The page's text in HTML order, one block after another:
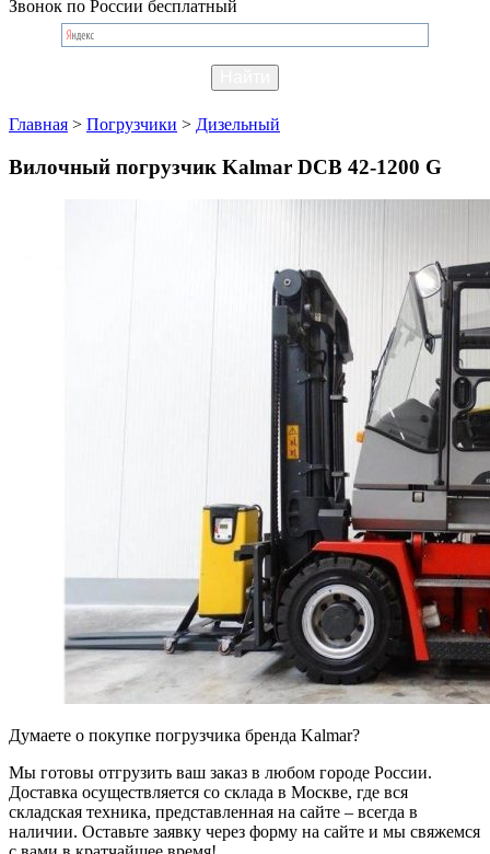
Звонок по России бесплатный
Главная > Погрузчики > Дизельный
Вилочный погрузчик Kalmar DCB 42-1200 G
Думаете о покупке погрузчика бренда Kalmar?
Мы готовы отгрузить ваш заказ в любом городе России.
Доставка осуществляется со склада в Москве, где вся
складская техника, представленная на сайте – всегда в
наличии. Оставьте заявку через форму на сайте и мы свяжемся